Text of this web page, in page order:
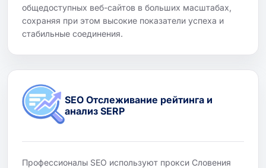
общедоступных веб-сайтов в больших масштабах,
сохраняя при этом высокие показатели успеха и
стабильные соединения.
SEO Отслеживание рейтинга и
анализ SERP
Профессионалы SEO используют прокси Словения